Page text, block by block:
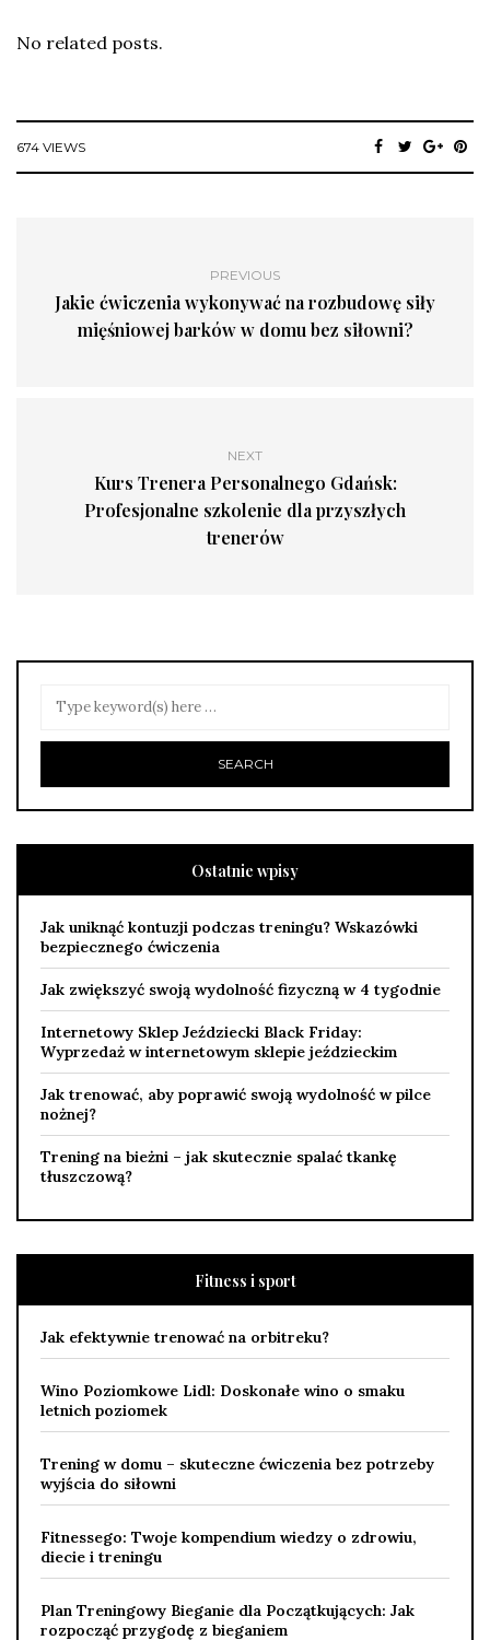
No related posts.
674 VIEWS
PREVIOUS
Jakie ćwiczenia wykonywać na rozbudowę siły
mięśniowej barków w domu bez siłowni?
NEXT
Kurs Trenera Personalnego Gdańsk:
Profesjonalne szkolenie dla przyszłych
trenerów
Ostatnie wpisy
Jak uniknąć kontuzji podczas treningu? Wskazówki
bezpiecznego ćwiczenia
Jak zwiększyć swoją wydolność fizyczną w 4 tygodnie
Internetowy Sklep Jeździecki Black Friday:
Wyprzedaż w internetowym sklepie jeździeckim
Jak trenować, aby poprawić swoją wydolność w pilce
nożnej?
Trening na bieżni – jak skutecznie spalać tkankę
tłuszczową?
Fitness i sport
Jak efektywnie trenować na orbitreku?
Wino Poziomkowe Lidl: Doskonałe wino o smaku
letnich poziomek
Trening w domu – skuteczne ćwiczenia bez potrzeby
wyjścia do siłowni
Fitnessego: Twoje kompendium wiedzy o zdrowiu,
diecie i treningu
Plan Treningowy Bieganie dla Początkujących: Jak
rozpocząć przygodę z bieganiem